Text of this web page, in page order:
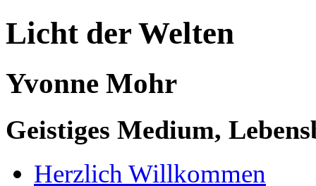
Licht der Welten
Yvonne Mohr
Geistiges Medium,
Herzlich Willkommen